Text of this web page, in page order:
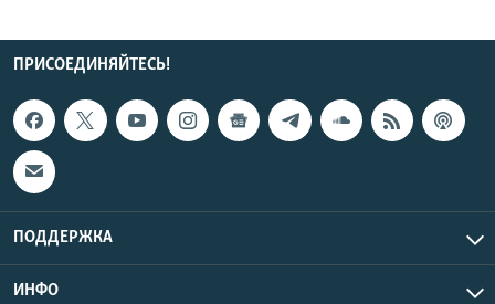
ПРИСОЕДИНЯЙТЕСЬ!
ПОДДЕРЖКА
ИНФО